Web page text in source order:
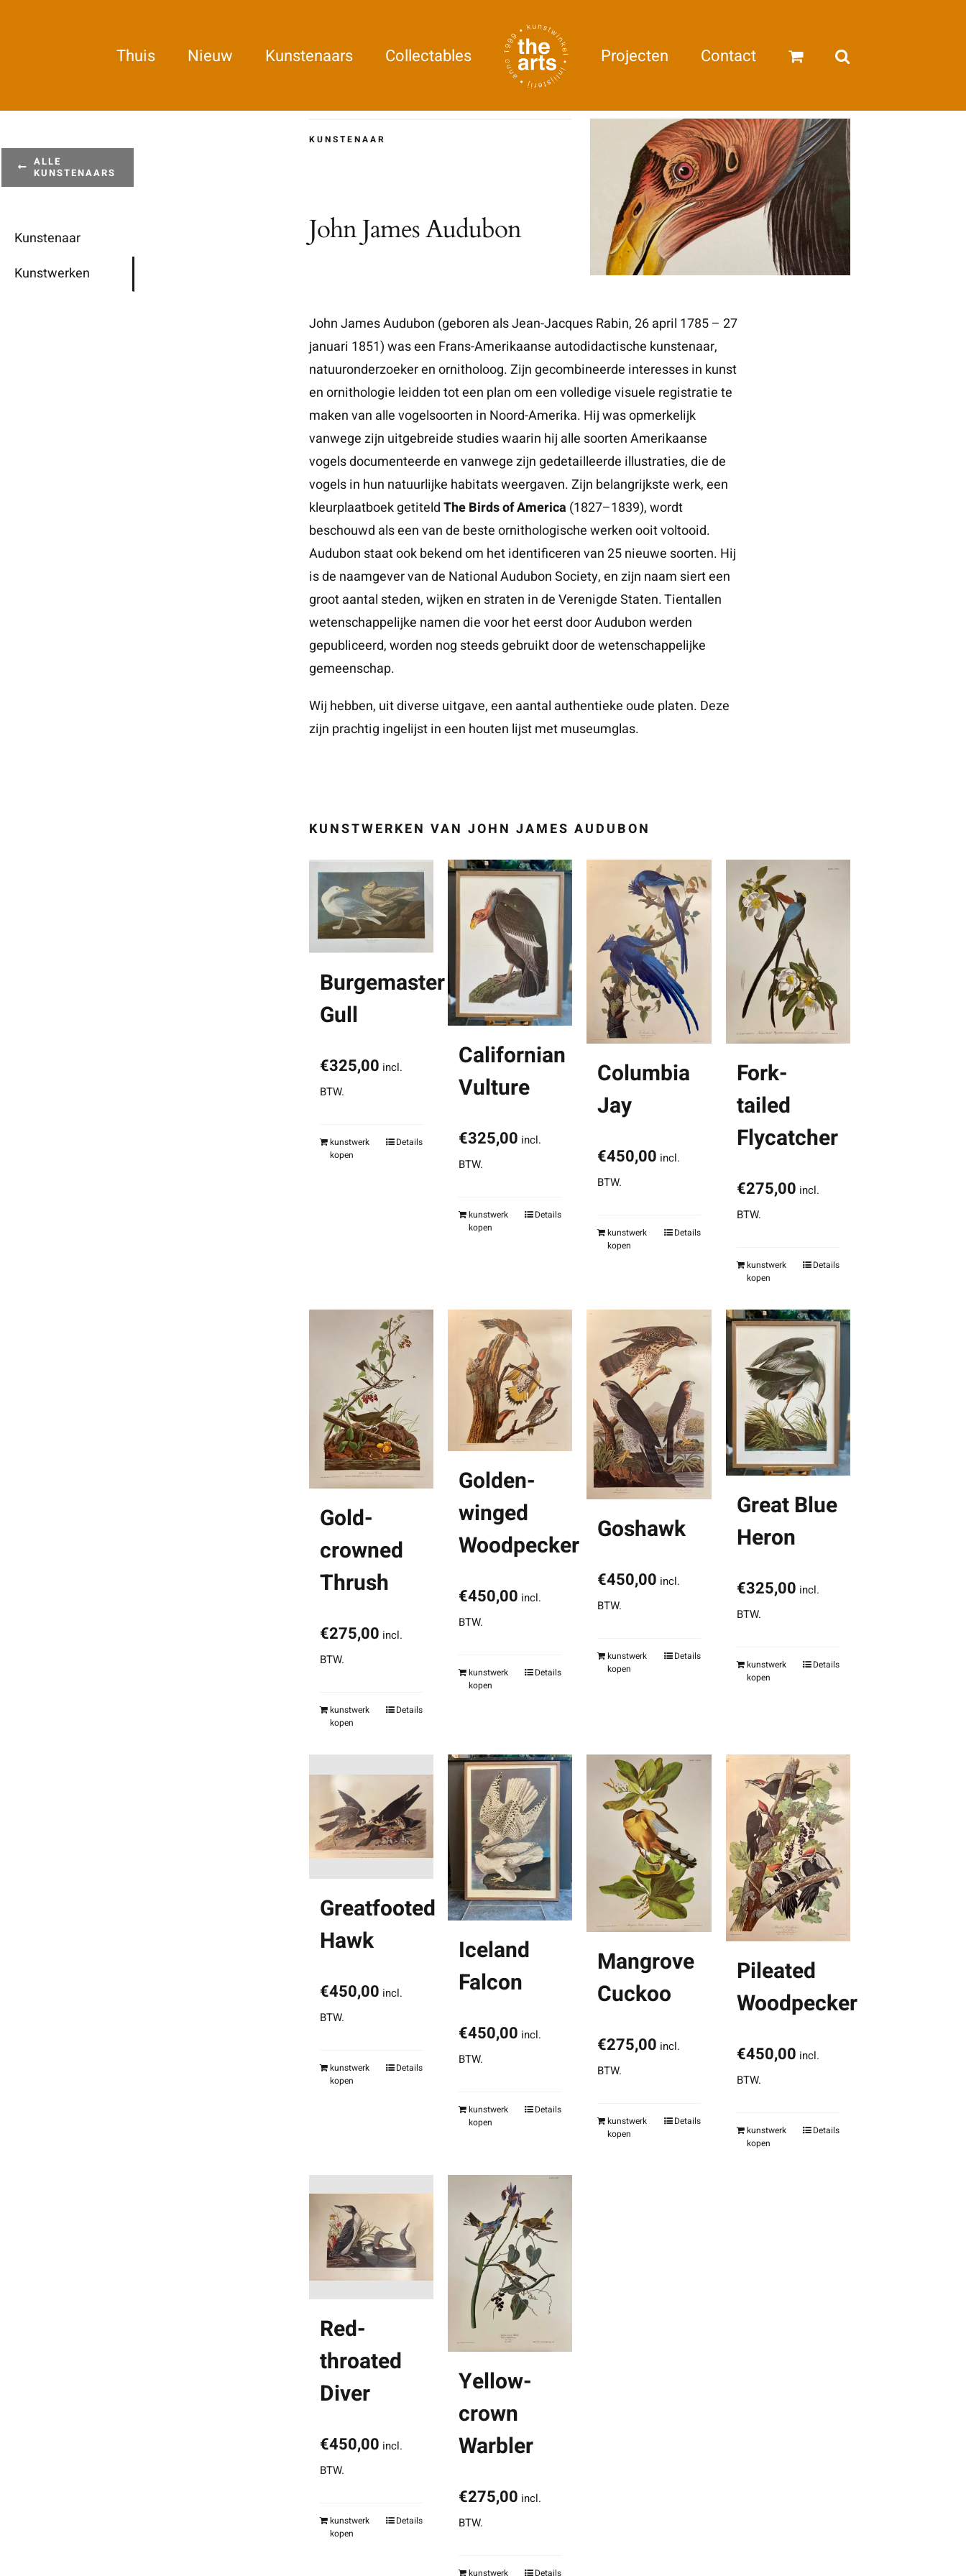
Thuis Nieuw Kunstenaars Collectables Projecten Contact
KUNSTENAAR
John James Audubon
John James Audubon (geboren als Jean-Jacques Rabin, 26 april 1785 – 27
januari 1851) was een Frans-Amerikaanse autodidactische kunstenaar,
natuuronderzoeker en ornitholoog. Zijn gecombineerde interesses in kunst
en ornithologie leidden tot een plan om een volledige visuele registratie te
maken van alle vogelsoorten in Noord-Amerika. Hij was opmerkelijk
vanwege zijn uitgebreide studies waarin hij alle soorten Amerikaanse
vogels documenteerde en vanwege zijn gedetailleerde illustraties, die de
vogels in hun natuurlijke habitats weergaven. Zijn belangrijkste werk, een
kleurplaatboek getiteldThe Birds of America (1827–1839), wordt
beschouwd als een van de beste ornithologische werken ooit voltooid.
Audubon staat ook bekend om het identificeren van 25 nieuwe soorten. Hij
is de naamgever van de National Audubon Society, en zijn naam siert een
groot aantal steden, wijken en straten in de Verenigde Staten. Tientallen
wetenschappelijke namen die voor het eerst door Audubon werden
gepubliceerd, worden nog steeds gebruikt door de wetenschappelijke
gemeenschap.
Wij hebben, uit diverse uitgave, een aantal authentieke oude platen. Deze
zijn prachtig ingelijst in een houten lijst met museumglas.
KUNSTWERKEN VAN JOHN JAMES AUDUBON
Burgemaster
Gull
€325,00 incl.
BTW.
kunstwerk
kopen
Details
Californian
Vulture
€325,00 incl.
BTW.
kunstwerk
kopen
Details
Columbia
Jay
€450,00 incl.
BTW.
kunstwerk
kopen
Details
Fork-
tailed
Flycatcher
€275,00 incl.
BTW.
kunstwerk
kopen
Details
Gold-
crowned
Thrush
€275,00 incl.
BTW.
kunstwerk
kopen
Details
Golden-
winged
Woodpecker
€450,00 incl.
BTW.
kunstwerk
kopen
Details
Goshawk
€450,00 incl.
BTW.
kunstwerk
kopen
Details
Great Blue
Heron
€325,00 incl.
BTW.
kunstwerk
kopen
Details
Greatfooted
Hawk
€450,00 incl.
BTW.
kunstwerk
kopen
Details
Iceland
Falcon
€450,00 incl.
BTW.
kunstwerk
kopen
Details
Mangrove
Cuckoo
€275,00 incl.
BTW.
kunstwerk
kopen
Details
Pileated
Woodpecker
€450,00 incl.
BTW.
kunstwerk
kopen
Details
Red-
throated
Diver
€450,00 incl.
BTW.
kunstwerk
kopen
Details
Yellow-
crown
Warbler
€275,00 incl.
BTW.
kunstwerk Details
ALLE
KUNSTENAARS
Kunstenaar
Kunstwerken